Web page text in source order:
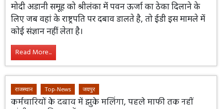
मोदी अडानी समूह को श्रीलंका में पवन ऊर्जा का ठेका दिलाने के
लिए जब वहां के राष्ट्रपति पर दबाव डालते है, तो ईडी इस मामले में
कोई संज्ञान नहीं लेता है।
Read More...
राजस्थान Top-News जयपुर
कर्मचारियों के दबाव में झुके मलिंगा, पहले माफी तक नहीं